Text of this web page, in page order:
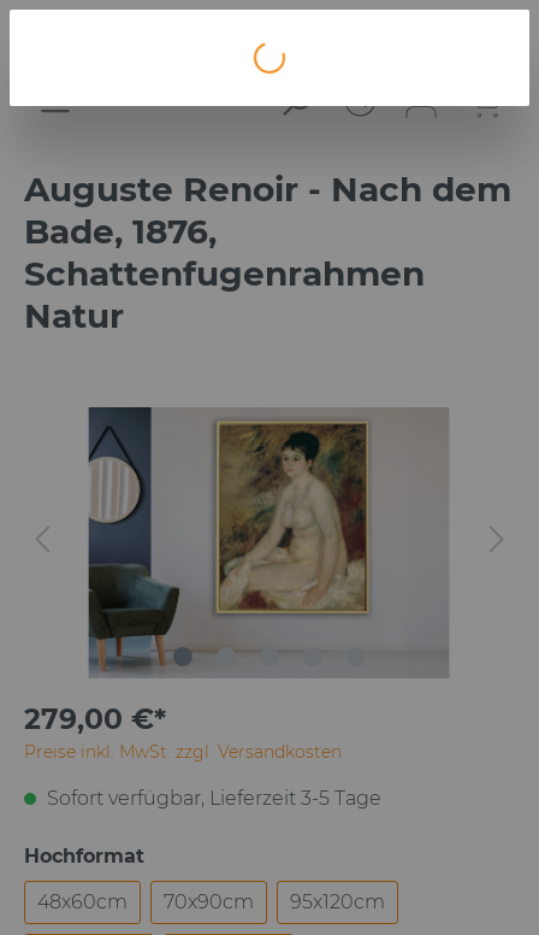
Auguste Renoir - Nach dem
Bade, 1876,
Schattenfugenrahmen
Natur
279,00 €*
Preise inkl. MwSt. zzgl. Versandkosten
Sofort verfügbar, Lieferzeit 3-5 Tage
Hochformat
48x60cm
70x90cm 95x120cm
Loading...